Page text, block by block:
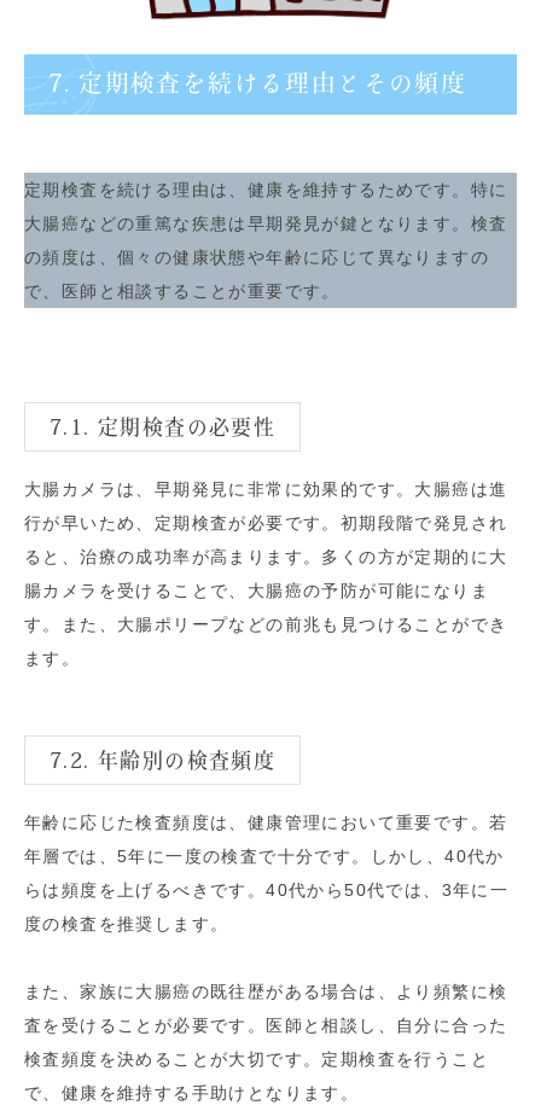
7. 定期検査を続ける理由とその頻度
定期検査を続ける理由は、健康を維持するためです。特に
大腸癌などの重篤な疾患は早期発見が鍵となります。検査
の頻度は、個々の健康状態や年齢に応じて異なりますの
で、医師と相談することが重要です。
7.1. 定期検査の必要性
大腸カメラは、早期発見に非常に効果的です。大腸癌は進
行が早いため、定期検査が必要です。初期段階で発見され
ると、治療の成功率が高まります。多くの方が定期的に大
腸カメラを受けることで、大腸癌の予防が可能になりま
す。また、大腸ポリープなどの前兆も見つけることができ
ます。
7.2. 年齢別の検査頻度
年齢に応じた検査頻度は、健康管理において重要です。若
年層では、5年に一度の検査で十分です。しかし、40代か
らは頻度を上げるべきです。40代から50代では、3年に一
度の検査を推奨します。
また、家族に大腸癌の既往歴がある場合は、より頻繁に検
査を受けることが必要です。医師と相談し、自分に合った
検査頻度を決めることが大切です。定期検査を行うこと
で、健康を維持する手助けとなります。